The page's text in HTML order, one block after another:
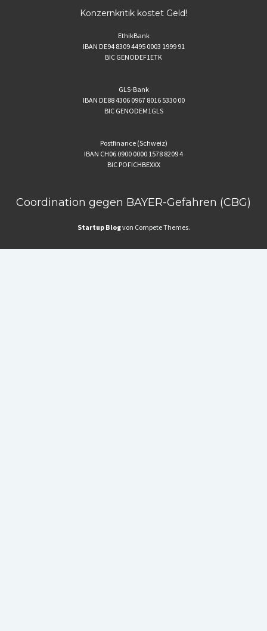
Konzernkritik kostet Geld!
EthikBank
IBAN DE94 8309 4495 0003 1999 91
BIC GENODEF1ETK
GLS-Bank
IBAN DE88 4306 0967 8016 5330 00
BIC GENODEM1GLS
Postfinance (Schweiz)
IBAN CH06 0900 0000 1578 8209 4
BIC POFICHBEXXX
Coordination gegen BAYER-Gefahren (CBG)
Startup Blogvon Compete Themes.